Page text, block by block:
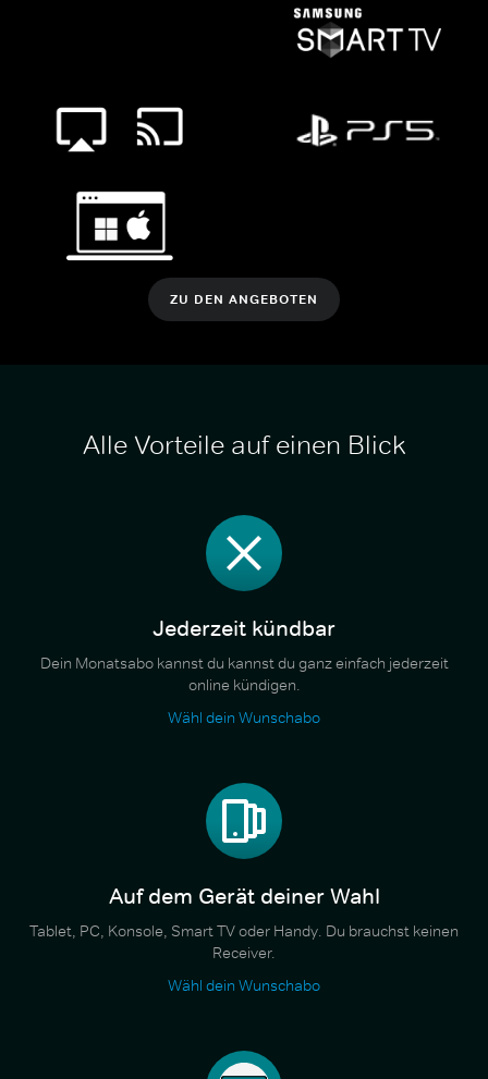
ZU DEN ANGEBOTEN
Alle Vorteile auf einen Blick
Jederzeit kündbar
Dein Monatsabo kannst du kannst du ganz einfach jederzeit
online kündigen.
Wähl dein Wunschabo
Auf dem Gerät deiner Wahl
Tablet, PC, Konsole, Smart TV oder Handy. Du brauchst keinen
Receiver.
Wähl dein Wunschabo